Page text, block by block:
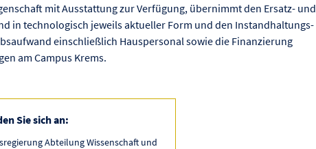
mit Ausstattung zur Verfügung, übernimmt den Ersatz- und
in technologisch jeweils aktueller Form und den Instandhaltungs-
einschließlich Hauspersonal sowie die Finanzierung
am Campus Krems.
Sie sich an:
Abteilung Wissenschaft und